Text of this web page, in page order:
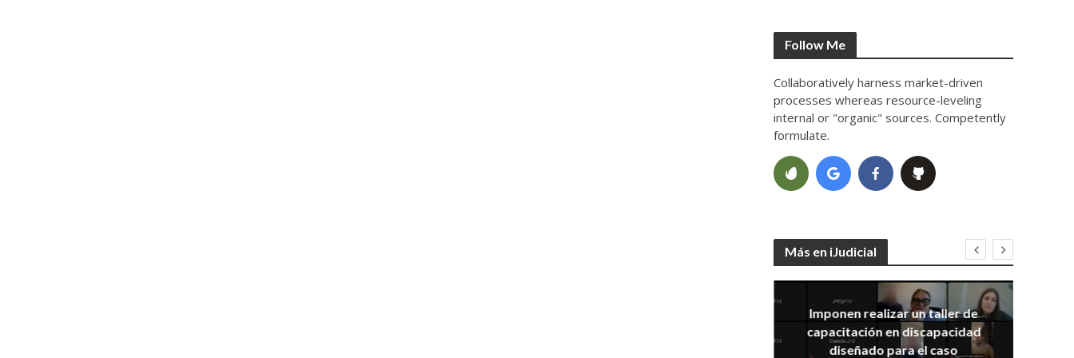
Follow Me
Collaboratively harness market-driven
processes whereas resource-leveling
internal or "organic" sources. Competently
formulate.
Más en iJudicial
Imponen realizar un taller de
capacitación en discapacidad
diseñado para el caso